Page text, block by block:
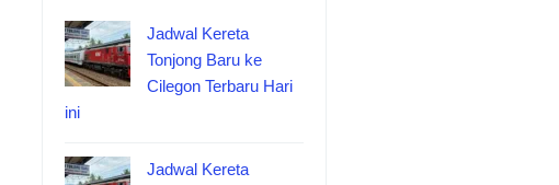
Jadwal Kereta
Tonjong Baru ke
Cilegon Terbaru Hari
ini
Jadwal Kereta